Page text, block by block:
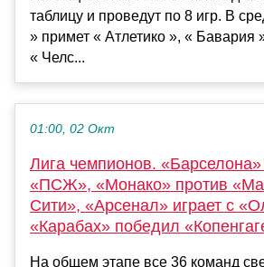
таблицу и проведут по 8 игр. В
» примет « Атлетико », « Бавария
« Челс...
01:00, 02 Окт
Лига чемпионов.
«ПСЖ», «Монако» против
Сити», «Арсенал» играет с
«Карабах» победил
На общем этапе все 36 команд